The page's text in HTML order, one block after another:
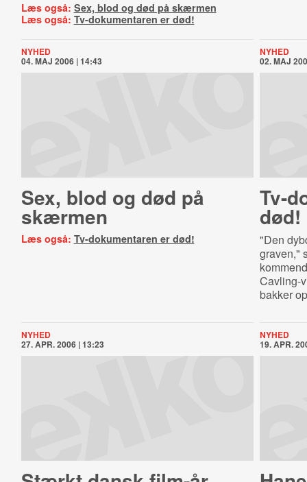
Læs også: Sex, blod og død på skærmen
Læs også: Tv-dokumentaren er død!
NYHED
04. MAJ 2006 | 14:43
Sex, blod og død på
skærmen
Læs også: Tv-dokumentaren er død!
NYHED
02. MAJ
Tv-​
død!
"Den
graven,"
Cavling-
bakker
NYHED
27. APR. 2006 | 13:23
NYHED
19. APR.